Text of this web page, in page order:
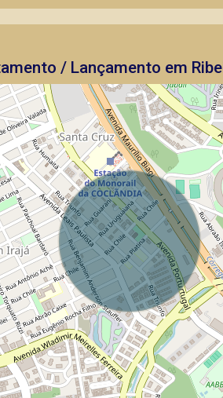
/ Lançamento em